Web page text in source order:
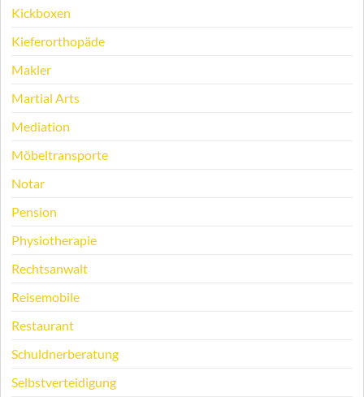
Kickboxen
Kieferorthopäde
Makler
Martial Arts
Mediation
Möbeltransporte
Notar
Pension
Physiotherapie
Rechtsanwalt
Reisemobile
Restaurant
Schuldnerberatung
Selbstverteidigung